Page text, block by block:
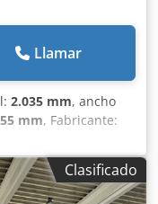
Llamar
2.035 mm, ancho
mm, Fabricante:
/ S3 Año de
métrico
Ancho 1565 mm
kg Número de
Clasificado